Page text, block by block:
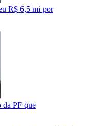
R$ 6,5 mi por
da PF que